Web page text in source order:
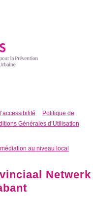
Politique de
Générales d’Utilisation
au niveau local
Netwerk